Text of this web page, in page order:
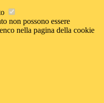
non possono essere
nella pagina della cookie